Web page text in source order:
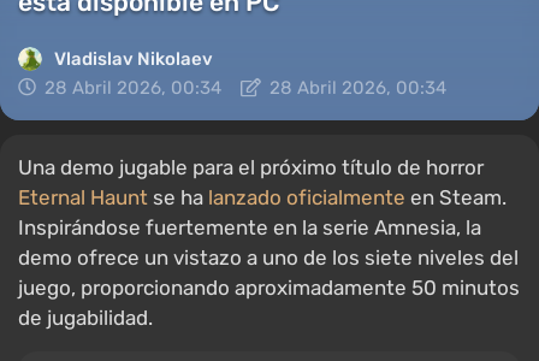
Vladislav Nikolaev
28 Abril 2026, 00:34
28 Abril 2026, 00:34
Una demo jugable para el próximo título de horror
Eternal Haunt se ha lanzado oficialmente en Steam.
Inspirándose fuertemente en la serie Amnesia, la
demo ofrece un vistazo a uno de los siete niveles del
juego, proporcionando aproximadamente 50 minutos
de jugabilidad.